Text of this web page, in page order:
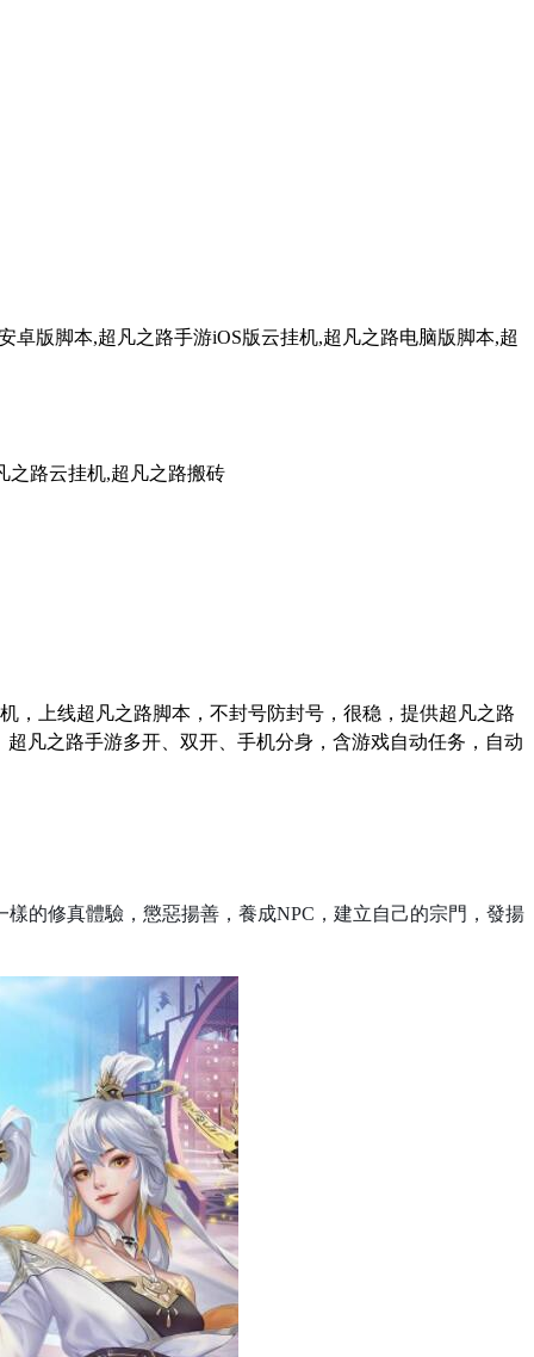
版脚本,超凡之路手游iOS版云挂机,超凡之路电脑版脚本,超
之路云挂机,超凡之路搬砖
，上线超凡之路脚本，不封号防封号，很稳，提供超凡之路
凡之路手游多开、双开、手机分身，含游戏自动任务，自动
樣的修真體驗，懲惡揚善，養成NPC ，建立自己的宗門，發揚